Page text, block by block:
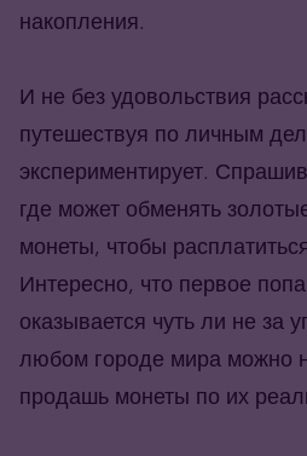
накопления.
И не без удовольствия
путешествуя по личным
экспериментирует.
где может обменять
монеты, чтобы
Интересно, что первое
оказывается чуть ли не за
любом городе мира можно
продашь монеты по их